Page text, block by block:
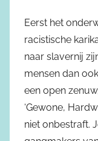
Eerst het
racistische
naar slavernij
mensen dan
een open
‘Gewone,
niet onbestraft.